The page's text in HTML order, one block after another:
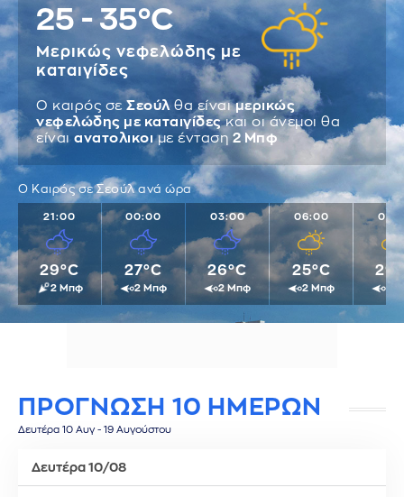
25 - 35°C
Μερικώς νεφελώδης με
καταιγίδες
Ο καιρός σε Σεούλθα είναιμερικώς
νεφελώδης με καταιγίδεςκαι οι άνεμοι θα
είναι ανατολικοιμε ένταση 2 Μπφ
Ο Καιρός σε Σεούλ ανά ώρα
21:00
29°C
2 Μπφ
00:00
27°C
2 Μπφ
03:00
26°C
2 Μπφ
06:00
25°C
2 Μπφ
ΠΡΟΓΝΩΣΗ 10 ΗΜΕΡΩΝ
Δευτέρα 10 Αυγ - 19 Αυγούστου
Δευτέρα 10/08